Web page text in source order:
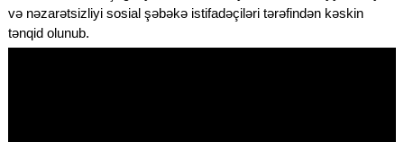
və nəzarətsizliyi sosial şəbəkə istifadəçiləri tərəfindən kəskin
tənqid olunub.